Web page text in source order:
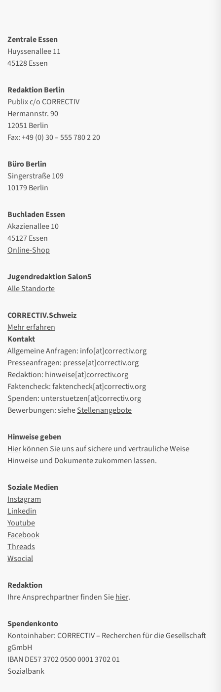
Zentrale Essen
Huyssenallee 11
45128 Essen
Redaktion Berlin
Publix c/o CORRECTIV
Hermannstr. 90
12051 Berlin
Fax: +49 (0) 30 – 555 780 2 20
Büro Berlin
Singerstraße 109
10179 Berlin
Buchladen Essen
Akazienallee 10
45127 Essen
Online-Shop
Jugendredaktion Salon5
Alle Standorte
CORRECTIV.Schweiz
Mehr erfahren
Kontakt
Allgemeine Anfragen: info[at]correctiv.org
Presseanfragen: presse[at]correctiv.org
Redaktion: hinweise[at]correctiv.org
Faktencheck: faktencheck[at]correctiv.org
Spenden: unterstuetzen[at]correctiv.org
Bewerbungen: sieheStellenangebote
Hinweise geben
Hierkönnen Sie uns auf sichere und vertrauliche Weise
Hinweise und Dokumente zukommen lassen.
Soziale Medien
Instagram
Linkedin
Youtube
Facebook
Threads
Wsocial
Redaktion
Ihre Ansprechpartner finden Siehier.
Spendenkonto
Kontoinhaber: CORRECTIV – Recherchen für die Gesellschaft
gGmbH
IBAN DE57 3702 0500 0001 3702 01
Sozialbank